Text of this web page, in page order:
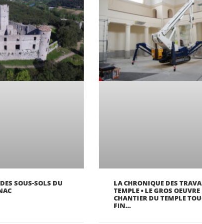
SOUS-SOLS DU
LA CHRONIQUE DES
TEMPLE • LE GROS OEUVRE
CHANTIER DU TEMPLE
FIN…